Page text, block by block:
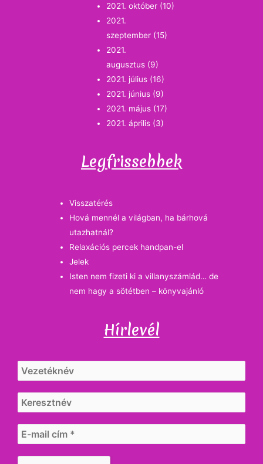
2021. október (10)
2021.
szeptember (15)
2021.
augusztus (9)
2021. július (16)
2021. június (9)
2021. május (17)
2021. április (3)
Legfrissebbek
Visszatérés
Hová mennél a világban, ha bárhová
utazhatnál?
Relaxációs percek handpan-el
Jelek
Isten nem fizeti ki a villanyszámlád… de
nem hagy a sötétben – könyvajánló
Hírlevél